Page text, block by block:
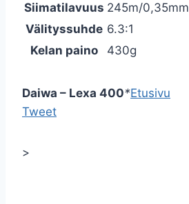
Siimatilavuus 245m/0,35mm
Välityssuhde 6.3:1
Kelan paino
430g
Daiwa – Lexa 400*Etusivu
Tweet
>